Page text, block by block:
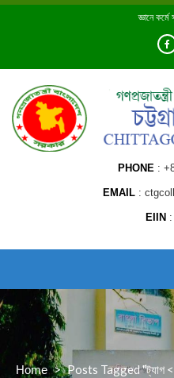
Skip
জ্ঞানে
PHONE
EMAIL
EIIN
Home > Posts Tagged "ট্যাগ